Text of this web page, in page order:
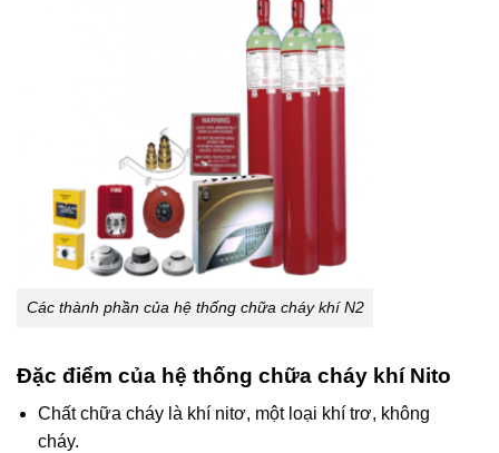
Các thành phần của hệ thống chữa cháy khí N2
Đặc điểm của hệ thống chữa cháy khí Nito
Chất chữa cháy là khí nitơ, một loại khí trơ, không
cháy.